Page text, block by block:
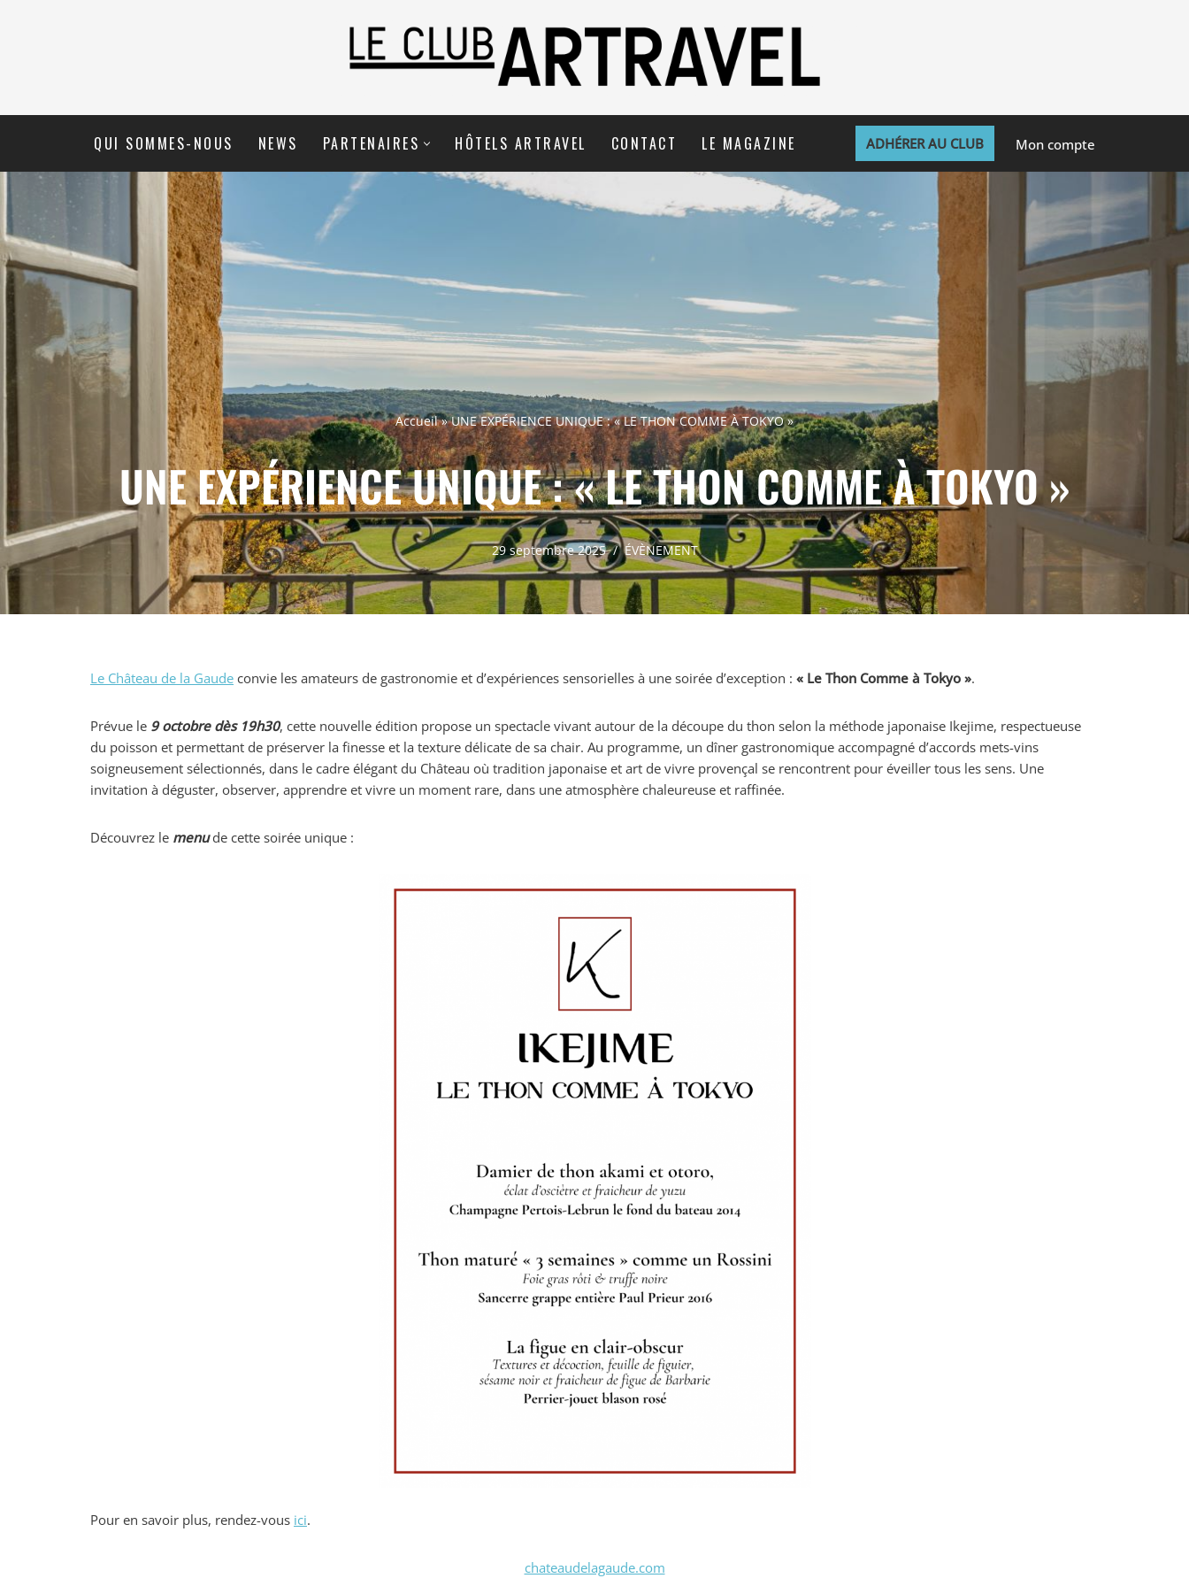
QUI SOMMES-NOUS NEWS PARTENAIRES HÔTELS ARTRAVEL CONTACT LE MAGAZINE ADHÉRER AU CLUB Mon compte
Accueil»UNE EXPÉRIENCE UNIQUE : « LE THON COMME À TOKYO »
UNE EXPÉRIENCE UNIQUE : « LE THON COMME À TOKYO »
29 septembre 2025 ÉVÈNEMENT
Le Château de la Gaude convie les amateurs de gastronomie et d’expériences sensorielles à une soirée d’exception : « Le Thon Comme à Tokyo ».
Prévue le 9 octobre dès 19h30, cette nouvelle édition propose un spectacle vivant autour de la découpe du thon selon la méthode japonaise Ikejime, respectueuse
du poisson et permettant de préserver la finesse et la texture délicate de sa chair. Au programme, un dîner gastronomique accompagné d’accords mets-vins
soigneusement sélectionnés, dans le cadre élégant du Château où tradition japonaise et art de vivre provençal se rencontrent pour éveiller tous les sens. Une
invitation à déguster, observer, apprendre et vivre un moment rare, dans une atmosphère chaleureuse et raffinée.
Découvrez le menude cette soirée unique :
Pour en savoir plus, rendez-vous ici.
chateaudelagaude.com